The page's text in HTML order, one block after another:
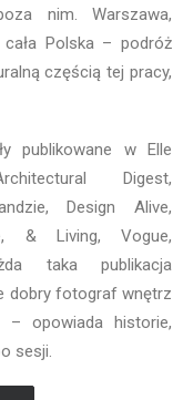
nim. Warszawa,
cała Polska – podróż
częścią tej pracy,
publikowane w Elle
Digest,
,Design Alive,
, & Living, Vogue,
taka publikacja
dobry fotograf wnętrz
– opowiada historie,
sesji.